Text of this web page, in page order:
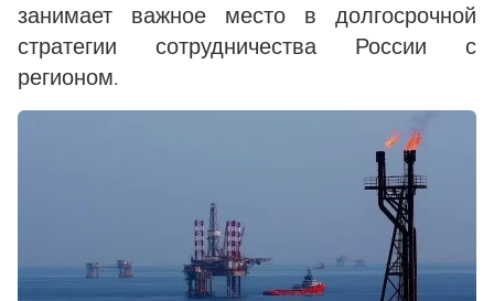
занимает важное место в долгосрочной
стратегии сотрудничества России с
регионом.